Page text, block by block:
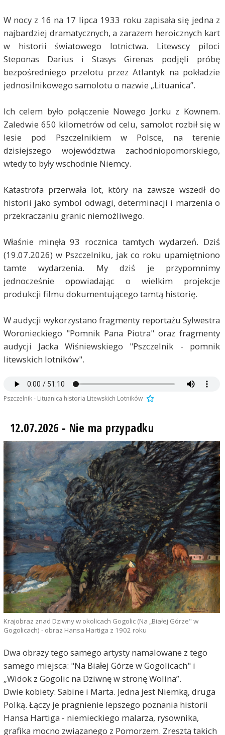
W nocy z 16 na 17 lipca 1933 roku zapisała się jedna z
najbardziej dramatycznych, a zarazem heroicznych kart
w historii światowego lotnictwa. Litewscy piloci
Steponas Darius i Stasys Girenas podjęli próbę
bezpośredniego przelotu przez Atlantyk na pokładzie
jednosilnikowego samolotu o nazwie „Lituanica”.
Ich celem było połączenie Nowego Jorku z Kownem.
Zaledwie 650 kilometrów od celu, samolot rozbił się w
lesie pod Pszczelnikiem w Polsce, na terenie
dzisiejszego województwa zachodniopomorskiego,
wtedy to były wschodnie Niemcy.
Katastrofa przerwała lot, który na zawsze wszedł do
historii jako symbol odwagi, determinacji i marzenia o
przekraczaniu granic niemożliwego.
Właśnie minęła 93 rocznica tamtych wydarzeń. Dziś
(19.07.2026) w Pszczelniku, jak co roku upamiętniono
tamte wydarzenia. My dziś je przypomnimy
jednocześnie opowiadając o wielkim projekcje
produkcji filmu dokumentującego tamtą historię.
W audycji wykorzystano fragmenty reportażu Sylwestra
Woronieckiego "Pomnik Pana Piotra" oraz fragmenty
audycji Jacka Wiśniewskiego "Pszczelnik - pomnik
litewskich lotników".
Pszczelnik - Lituanica historia Litewskich Lotników
12.07.2026 - Nie ma przypadku
Krajobraz znad Dziwny w okolicach Gogolic (Na „Białej Górze" w
Gogolicach) - obraz Hansa Hartiga z 1902 roku
Dwa obrazy tego samego artysty namalowane z tego
samego miejsca: "Na Białej Górze w Gogolicach" i
„Widok z Gogolic na Dziwnę w stronę Wolina”.
Dwie kobiety: Sabine i Marta. Jedna jest Niemką, druga
Polką. Łączy je pragnienie lepszego poznania historii
Hansa Hartiga - niemieckiego malarza, rysownika,
grafika mocno związanego z Pomorzem. Zresztą takich